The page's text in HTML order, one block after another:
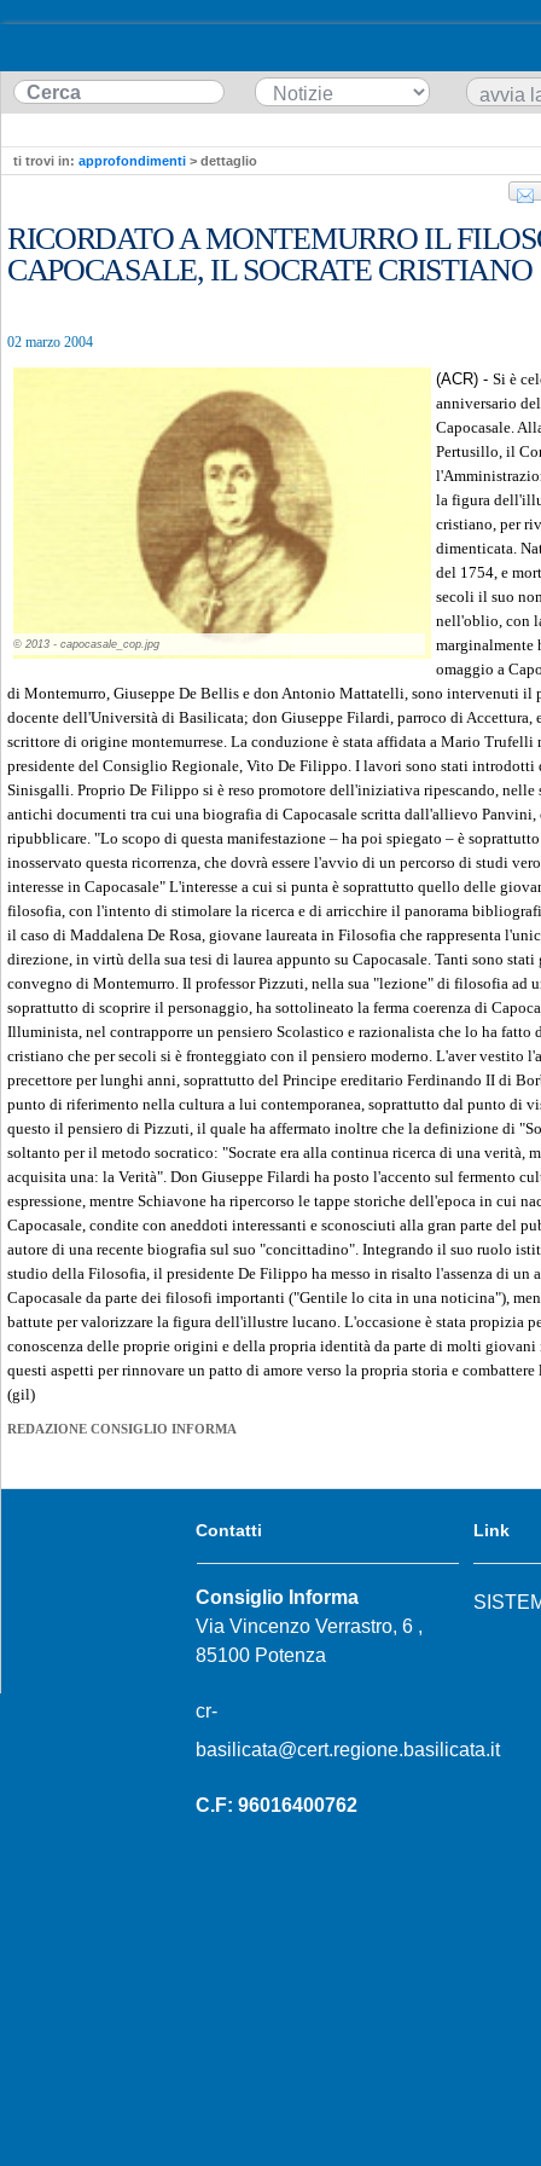
ti trovi in: approfondimenti > dettaglio
RICORDATO A MONTEMURRO IL
CAPOCASALE, IL SOCRATE CRISTIANO
02 marzo 2004
© 2013 - capocasale_cop.jpg
(ACR) - Si è
anniversario
Capocasale.
Pertusillo, il
la figura
cristiano, per
dimenticata.
del 1754, e
secoli il suo
nell'oblio, con
marginalmente
omaggio a
di Montemurro, Giuseppe De Bellis e don Antonio Mattatelli, sono intervenuti il
docente dell'Università di Basilicata; don Giuseppe Filardi, parroco di Accettura,
scrittore di origine montemurrese. La conduzione è stata affidata a Mario Trufelli
presidente del Consiglio Regionale, Vito De Filippo. I lavori sono stati introdotti
Sinisgalli. Proprio De Filippo si è reso promotore dell'iniziativa ripescando, nelle
antichi documenti tra cui una biografia di Capocasale scritta dall'allievo
ripubblicare. "Lo scopo di questa manifestazione – ha poi spiegato – è
inosservato questa ricorrenza, che dovrà essere l'avvio di un percorso di studi
interesse in Capocasale" L'interesse a cui si punta è soprattutto quello delle
filosofia, con l'intento di stimolare la ricerca e di arricchire il panorama
il caso di Maddalena De Rosa, giovane laureata in Filosofia che rappresenta
direzione, in virtù della sua tesi di laurea appunto su Capocasale. Tanti sono
convegno di Montemurro. Il professor Pizzuti, nella sua "lezione" di filosofia ad
soprattutto di scoprire il personaggio, ha sottolineato la ferma coerenza di
Illuminista, nel contrapporre un pensiero Scolastico e razionalista che lo ha fatto
cristiano che per secoli si è fronteggiato con il pensiero moderno. L'aver vestito
precettore per lunghi anni, soprattutto del Principe ereditario Ferdinando II di
punto di riferimento nella cultura a lui contemporanea, soprattutto dal punto di
questo il pensiero di Pizzuti, il quale ha affermato inoltre che la definizione di
soltanto per il metodo socratico: "Socrate era alla continua ricerca di una verità,
acquisita una: la Verità". Don Giuseppe Filardi ha posto l'accento sul fermento
espressione, mentre Schiavone ha ripercorso le tappe storiche dell'epoca in cui
Capocasale, condite con aneddoti interessanti e sconosciuti alla gran parte del
autore di una recente biografia sul suo "concittadino". Integrando il suo ruolo
studio della Filosofia, il presidente De Filippo ha messo in risalto l'assenza di un
Capocasale da parte dei filosofi importanti ("Gentile lo cita in una noticina"),
battute per valorizzare la figura dell'illustre lucano. L'occasione è stata propizia
conoscenza delle proprie origini e della propria identità da parte di molti giovani
questi aspetti per rinnovare un patto di amore verso la propria storia e
(gil)
REDAZIONE CONSIGLIO INFORMA
Contatti
Consiglio Informa
Via Vincenzo Verrastro, 6 ,
85100 Potenza
cr-
basilicata@cert.regione.basilicata.it
C.F: 96016400762
Link